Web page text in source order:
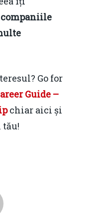
Go for
Guide –
chiar aici și